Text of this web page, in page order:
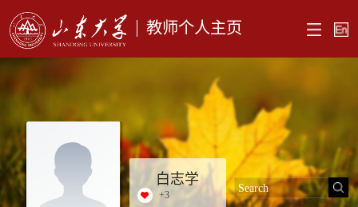
教师个人主页
白志学
+3